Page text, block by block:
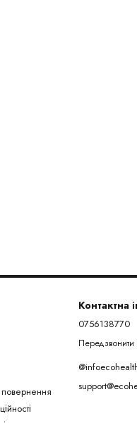
повернення
Контактна
0756138770
Передзвонити